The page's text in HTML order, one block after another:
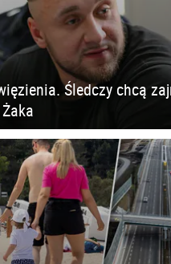
Śledczy chcą